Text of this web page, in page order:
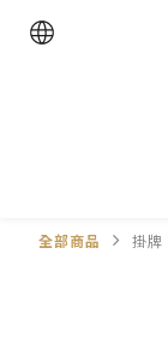
全部商品 掛